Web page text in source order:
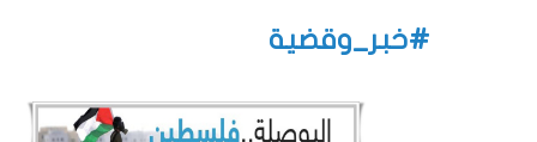
#خبر_وقضية